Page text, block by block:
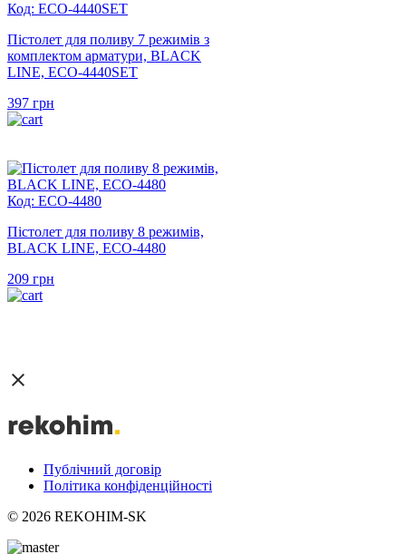
Код: ECO-4440SET
Пістолет для поливу 7 режимів з
комплектом арматури, BLACK
LINE, ECO-4440SET
397 грн
Код: ECO-4480
Пістолет для поливу 8 режимів,
BLACK LINE, ECO-4480
209 грн
Публічний договір
Політика конфіденційності
© 2026 REKOHIM-SK